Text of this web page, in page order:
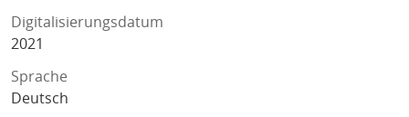
Digitalisierungsdatum
2021
Sprache
Deutsch